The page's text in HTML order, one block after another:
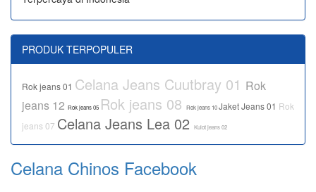
PRODUK TERPOPULER
Rok jeans 01 Celana Jeans Cuutbray 01 Rok
jeans 12 Rok jeans 05 Rok jeans 08 Rok jeans 10Jaket Jeans 01 Rok
jeans 07 Celana Jeans Lea 02 Kulot jeans 02
Celana Chinos Facebook